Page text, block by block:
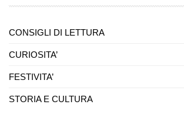
CONSIGLI DI LETTURA
CURIOSITA’
FESTIVITA’
STORIA E CULTURA